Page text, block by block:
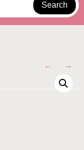
Search
←
→